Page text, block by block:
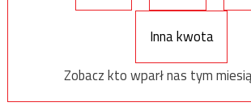
Inna kwota
Zobacz kto wparł nas tym